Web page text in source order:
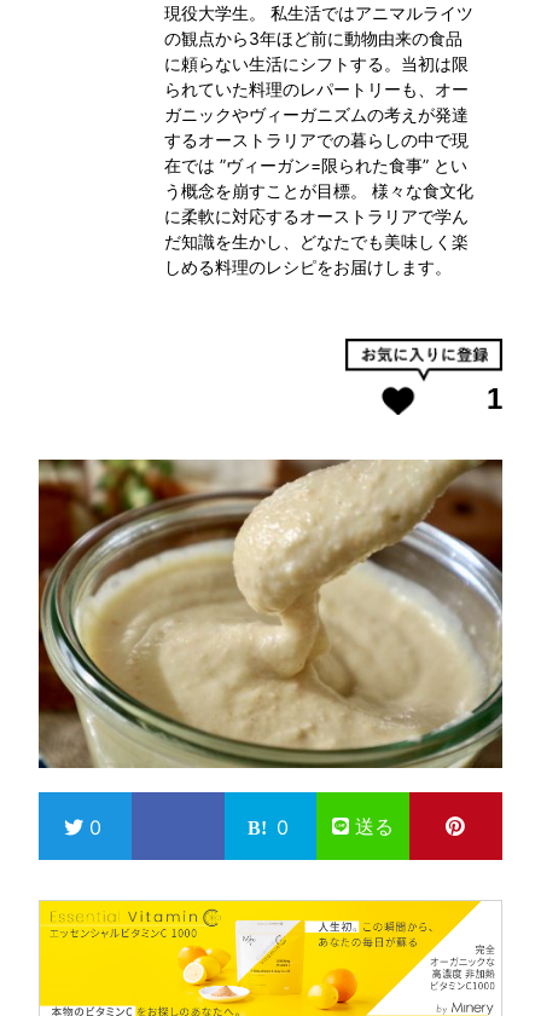
現役大学生。 私生活ではアニマルライツ
の観点から3年ほど前に動物由来の食品
に頼らない生活にシフトする。当初は限
られていた料理のレパートリーも、オー
ガニックやヴィーガニズムの考えが発達
するオーストラリアでの暮らしの中で現
在では ”ヴィーガン=限られた食事” とい
う概念を崩すことが目標。 様々な食文化
に柔軟に対応するオーストラリアで学ん
だ知識を生かし、どなたでも美味しく楽
しめる料理のレシピをお届けします。
1
0 0 送る